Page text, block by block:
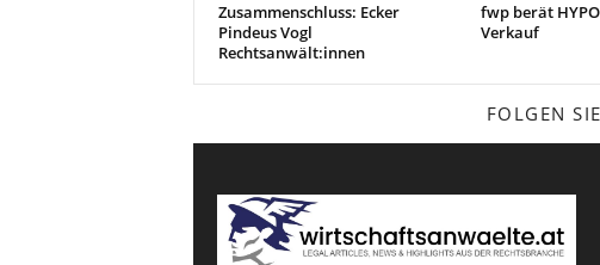
Zusammenschluss: Ecker
Pindeus Vogl
Rechtsanwält:innen
fwp berät
Verkauf
FOLGEN